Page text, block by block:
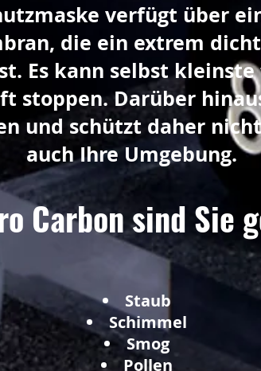
verfügt über
die ein extrem
Es kann selbst
stoppen. Darüber
und schützt daher
auch Ihre Umgebung.
Carbon sind Sie
Staub
Schimmel
Smog
Pollen